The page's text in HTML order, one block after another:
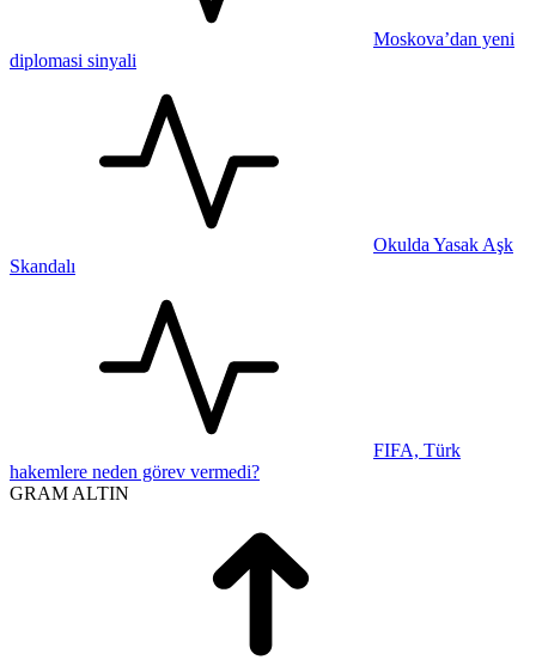
Moskova’dan yeni
diplomasi sinyali
Okulda Yasak Aşk
Skandalı
FIFA, Türk
hakemlere neden görev vermedi?
GRAM ALTIN